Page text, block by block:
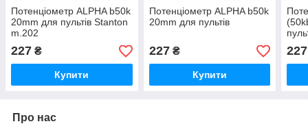
Потенціометр ALPHA b50k
20mm для пультів Stanton
m.202
227 ₴
Купити
Потенціометр ALPHA b50k
20mm для пультів
227₴
Купити
227
Про нас